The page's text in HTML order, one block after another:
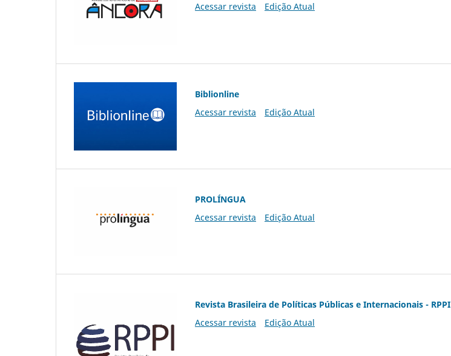
Acessar revista
Edição Atual
Biblionline
Acessar revista
Edição Atual
PROLÍNGUA
Acessar revista
Edição Atual
Revista Brasileira de Políticas Públicas e Internacionais - RPPI
Acessar revista
Edição Atual